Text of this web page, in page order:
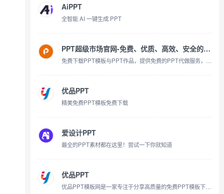
AiPPT
全智能 AI 一键生成 PPT
PPT超级市场官网-免费、优质、高效、安全的PPT下载和定制
免费下载PPT模板与PPT作品，提供免费的PPT代做服务，提供一站式PPT(模板、定制、工具、教程)服务，有了它，一切制作PPT的烦恼都将成为过去！
优品PPT
精美免费PPT模板免费下载
爱设计PPT
最全的PPT素材都在这里！尝试一下你就知道
优品PPT
优品PPT模板网是一家专注于分享高质量的免费PPT模板下载网站，包括图表、背景图片、素材、教程等各类PPT模板相关资源。致力于打造国内最大最权威的PPT下载一站式服务平台。